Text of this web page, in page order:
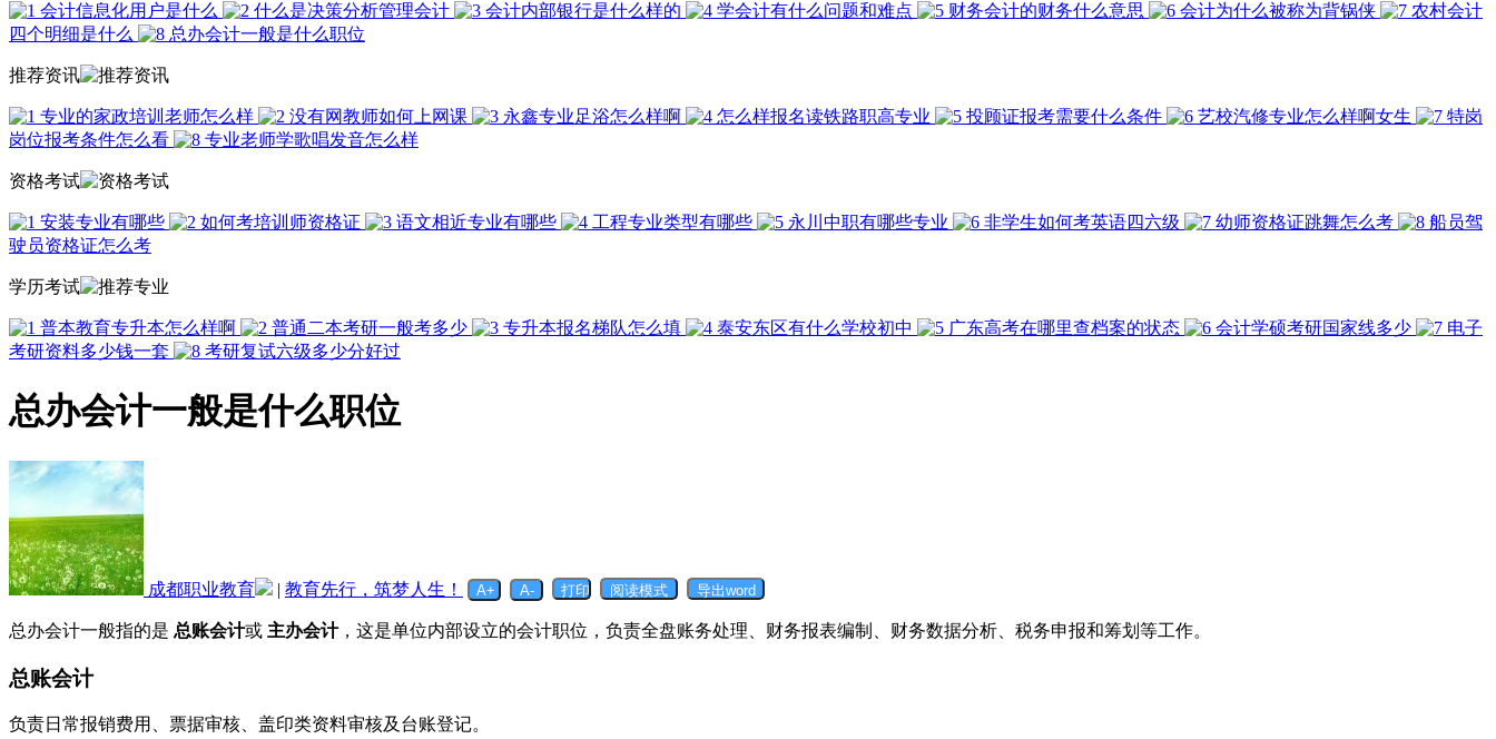
会计信息化用户是什么 什么是决策分析管理会计 会计内部银行是什么样的 学会计有什么问题和难点 财务会计的财务什么意思 会计为什么被称为背锅侠
农村会计
四个明细是什么
总办会计一般是什么职位
推荐资讯
专业的家政培训老师怎么样 没有网教师如何上网课 永鑫专业足浴怎么样啊 怎么样报名读铁路职高专业 投顾证报考需要什么条件 艺校汽修专业怎么样啊女生
特岗
岗位报考条件怎么看
专业老师学歌唱发音怎么样
资格考试
安装专业有哪些 如何考培训师资格证 语文相近专业有哪些 工程专业类型有哪些 永川中职有哪些专业 非学生如何考英语四六级 幼师资格证跳舞怎么考
船员驾
驶员资格证怎么考
学历考试
普本教育专升本怎么样啊 普通二本考研一般考多少 专升本报名梯队怎么填 泰安东区有什么学校初中 广东高考在哪里查档案的状态 会计学硕考研国家线多少
电子
考研资料多少钱一套
考研复试六级多少分好过
总办会计一般是什么职位
成都职业教育 | 教育先行，筑梦人生！
总办会计一般指的是 总账会计或 主办会计，这是单位内部设立的会计职位，负责全盘账务处理、财务报表编制、财务数据分析、税务申报和筹划等工作。
总账会计
负责日常报销费用、票据审核、盖印类资料审核及台账登记。